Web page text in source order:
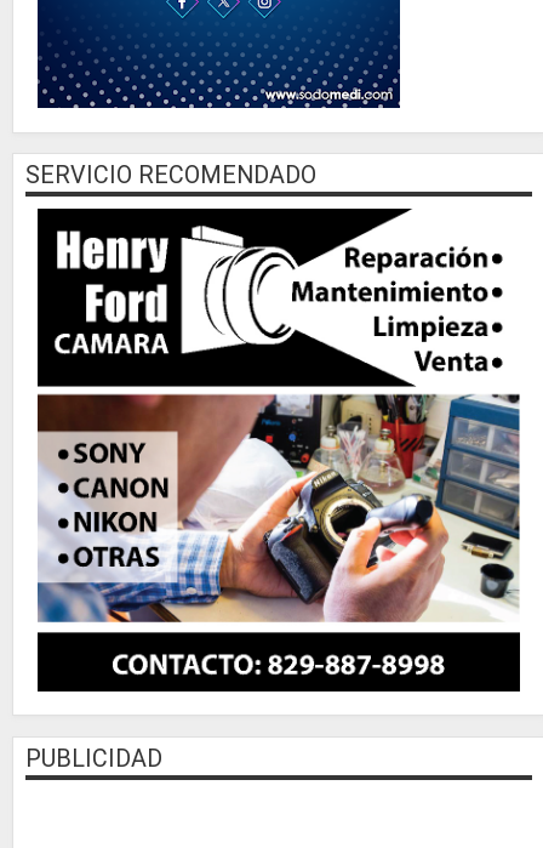
SERVICIO RECOMENDADO
PUBLICIDAD